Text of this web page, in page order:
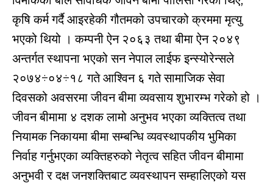
कृषि कर्म गर्दै आइरहेकी गौतमको उपचारको क्रममा मृत्यु
भएको थियो । कम्पनी ऐन २०६३ तथा बीमा ऐन २०४९
अन्तर्गत स्थापना भएको सन नेपाल लाईफ इन्स्योरेन्सले
२०७४÷०४÷१८ गते आश्विन ६ गते सामाजिक सेवा
दिवसको अवसरमा जीवन बीमा व्यवसाय शुभारम्भ गरेको हो ।
जीवन बीमामा ४ दशक लामो अनुभव भएका व्यक्तित्व तथा
नियामक निकायमा बीमा सम्बन्धि व्यवस्थापकीय भुमिका
निर्वाह गर्नुभएका व्यक्तिहरुको नेतृत्व सहित जीवन बीमामा
अनुभवी र दक्ष जनशक्तिबाट व्यवस्थापन सम्हालिएको यस